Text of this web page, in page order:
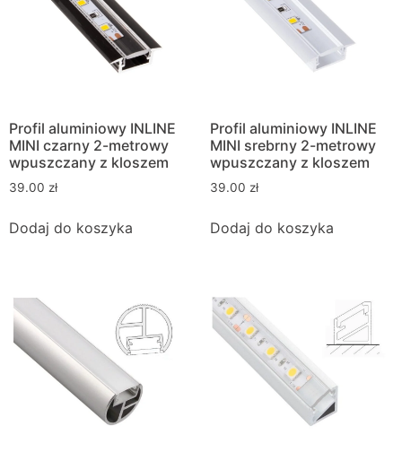
Profil aluminiowy INLINE
MINI czarny 2-metrowy
wpuszczany z kloszem
39.00 zł
Dodaj do koszyka
Profil aluminiowy INLINE
MINI srebrny 2-metrowy
wpuszczany z kloszem
39.00 zł
Dodaj do koszyka